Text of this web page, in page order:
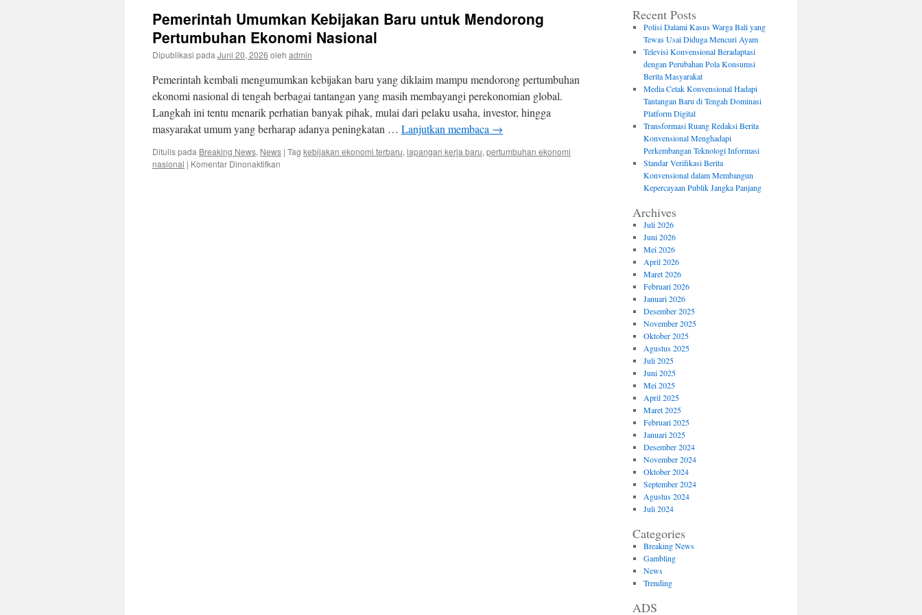
Pemerintah Umumkan Kebijakan Baru untuk Mendorong
Pertumbuhan Ekonomi Nasional
Dipublikasi pada Juni 20, 2026 oleh admin
Pemerintah kembali mengumumkan kebijakan baru yang diklaim mampu mendorong pertumbuhan
ekonomi nasional di tengah berbagai tantangan yang masih membayangi perekonomian global.
Langkah ini tentu menarik perhatian banyak pihak, mulai dari pelaku usaha, investor, hingga
masyarakat umum yang berharap adanya peningkatan … Lanjutkan membaca →
Ditulis pada Breaking News, News | Tag kebijakan ekonomi terbaru, lapangan kerja baru, pertumbuhan ekonomi
nasional | Komentar Dinonaktifkan
Recent Posts
Polisi Dalami Kasus Warga Bali yang
Tewas Usai Diduga Mencuri Ayam
Televisi Konvensional Beradaptasi
dengan Perubahan Pola Konsumsi
Berita Masyarakat
Media Cetak Konvensional Hadapi
Tantangan Baru di Tengah Dominasi
Platform Digital
Transformasi Ruang Redaksi Berita
Konvensional Menghadapi
Perkembangan Teknologi Informasi
Standar Verifikasi Berita
Konvensional dalam Membangun
Kepercayaan Publik Jangka Panjang
Archives
Juli 2026
Juni 2026
Mei 2026
April 2026
Maret 2026
Februari 2026
Januari 2026
Desember 2025
November 2025
Oktober 2025
Agustus 2025
Juli 2025
Juni 2025
Mei 2025
April 2025
Maret 2025
Februari 2025
Januari 2025
Desember 2024
November 2024
Oktober 2024
September 2024
Agustus 2024
Juli 2024
Categories
Breaking News
Gambling
News
Trending
ADS